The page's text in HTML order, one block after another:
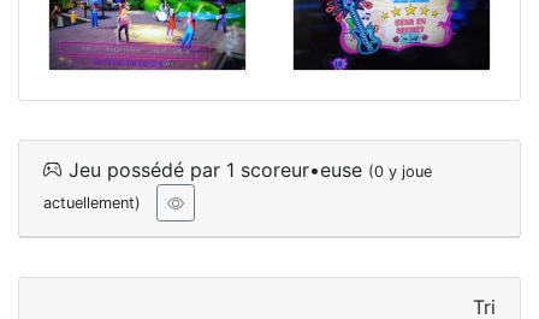
Jeu possédé par 1 scoreur•euse (0 y joue
actuellement)
Tri